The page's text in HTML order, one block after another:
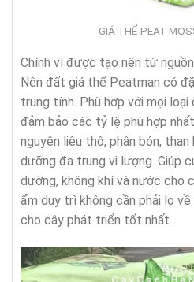
GIÁ THỂ PEAT
Chính vì được tạo nên từ
Nên đất giá thể Peatman có
trung tính. Phù hợp với mọi
đảm bảo các tỷ lệ phù hợp
nguyên liệu thô, phân bón, than
dưỡng đa trung vi lượng. Giúp
dưỡng, không khí và nước cho
ẩm duy trì không cần phải lo
cho cây phát triển tốt nhất.